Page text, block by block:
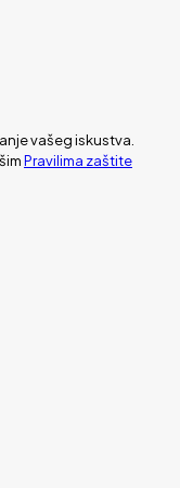
vašeg iskustva.
Pravilima zaštite